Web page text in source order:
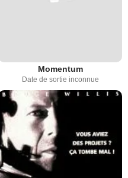
Momentum
Date de sortie inconnue